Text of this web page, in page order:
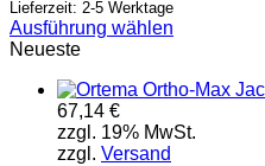
Lieferzeit: 2-5 Werktage
Ausführung wählen
Dieses
weist
mehrere
Varianten
Neueste
67,14 €
zzgl. 19% MwSt.
zzgl. Versand